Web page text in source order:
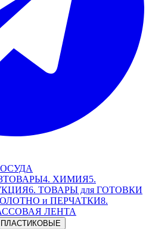
4. ХИМИЯ5.
6. ТОВАРЫ для ГОТОВКИ
и ПЕРЧАТКИ8.
ЛЕНТА